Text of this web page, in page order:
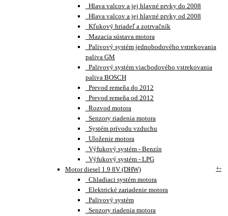
Hlava valcov a jej hlavné prvky do 2008
Hlava valcov a jej hlavné prvky od 2008
Kľukový hriadeľ a zotrvačník
Mazacia sústava motora
Palivový systém jednobodového vstrekovania
paliva GM
Palivový systém viacbodového vstrekovania
paliva BOSCH
Prevod remeňa do 2012
Prevod remeňa od 2012
Rozvod motora
Senzory riadenia motora
Systém prívodu vzduchu
Uloženie motora
Výfukový systém - Benzín
Výfukový systém - LPG
Motor diesel 1.9 8V (DHW)
+-
Chladiaci systém motora
Elektrické zariadenie motora
Palivový systém
Senzory riadenia motora